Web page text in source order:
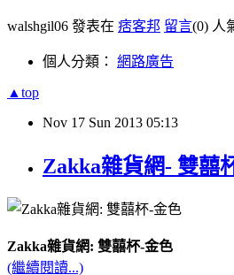
walshgil06 發表在 痞客邦 留言(0) 人
個人分類： 網路廣告
▲top
Nov 17 Sun 2013 05:13
Zakka雜貨網- 雙囍
Zakka雜貨網: 雙囍杯-金色
(繼續閱讀...)